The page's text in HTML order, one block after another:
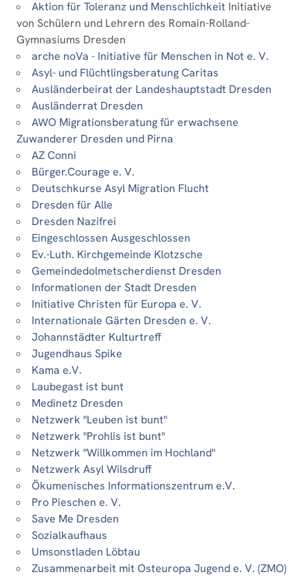
Aktion für Toleranz und Menschlichkeit Initiative
von Schülern und Lehrern des Romain-Rolland-
Gymnasiums Dresden
arche noVa - Initiative für Menschen in Not e. V.
Asyl- und Flüchtlingsberatung Caritas
Ausländerbeirat der Landeshauptstadt Dresden
Ausländerrat Dresden
AWO Migrationsberatung für erwachsene
Zuwanderer Dresden und Pirna
AZ Conni
Bürger.Courage e. V.
Deutschkurse Asyl Migration Flucht
Dresden für Alle
Dresden Nazifrei
Eingeschlossen Ausgeschlossen
Ev.-Luth. Kirchgemeinde Klotzsche
Gemeindedolmetscherdienst Dresden
Informationen der Stadt Dresden
Initiative Christen für Europa e. V.
Internationale Gärten Dresden e. V.
Johannstädter Kulturtreff
Jugendhaus Spike
Kama e.V.
Laubegast ist bunt
Medinetz Dresden
Netzwerk "Leuben ist bunt"
Netzwerk "Prohlis ist bunt"
Netzwerk "Willkommen im Hochland"
Netzwerk Asyl Wilsdruff
Ökumenisches Informationszentrum e.V.
Pro Pieschen e. V.
Save Me Dresden
Sozialkaufhaus
Umsonstladen Löbtau
Zusammenarbeit mit Osteuropa Jugend e. V. (ZMO)